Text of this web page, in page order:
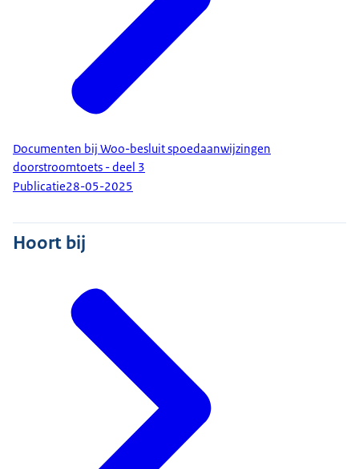
Documenten bij Woo-besluit spoedaanwijzingen
doorstroomtoets - deel 3
Publicatie28-05-2025
Hoort bij